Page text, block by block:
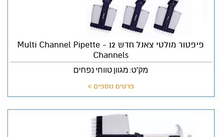
פיפטור מולטי צאנל חדש Multi Channel Pipette - 12
Channels
מק"ט: מגוון טווחי נפחים
פרטים נוספים >